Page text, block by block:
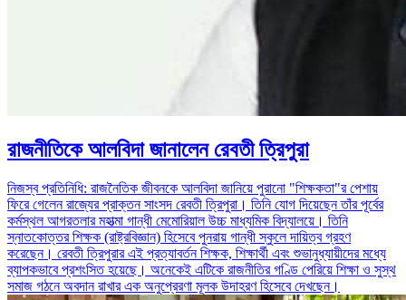
রাজনীতিকে আলবিদা জানালেন রেবতী ত্রিপুরা
নিজস্ব প্রতিনিধি: রাজনৈতিক জীবনকে আলবিদা জানিয়ে পুরানো "শিক্ষকতা"র পেশায়
ফিরে গেলেন রাজ্যের প্রাক্তন সাংসদ রেবতী ত্রিপুরা। তিনি যোগ দিয়েছেন তাঁর পূর্বের
কর্মস্থল আগরতলার মহাত্মা গান্ধী মেমোরিয়াল উচ্চ মাধ্যমিক বিদ্যালয়ে। তিনি
স্নাতকোত্তর শিক্ষক (রাষ্ট্রবিজ্ঞান) হিসেবে পুনরায় গান্ধী স্কুলে দায়িত্ব গ্রহণ
করেছেন। রেবতী ত্রিপুরার এই প্রত্যাবর্তন শিক্ষক, শিক্ষার্থী এবং শুভানুধ্যায়ীদের মধ্যে
ব্যাপকভাবে প্রশংসিত হয়েছে। অনেকেই এটিকে রাজনীতির গণ্ডি পেরিয়ে শিক্ষা ও সুস্থ
সমাজ গঠনে অবদান রাখার এক অনুপ্রেরণা মূলক উদাহরণ হিসেবে দেখছেন।